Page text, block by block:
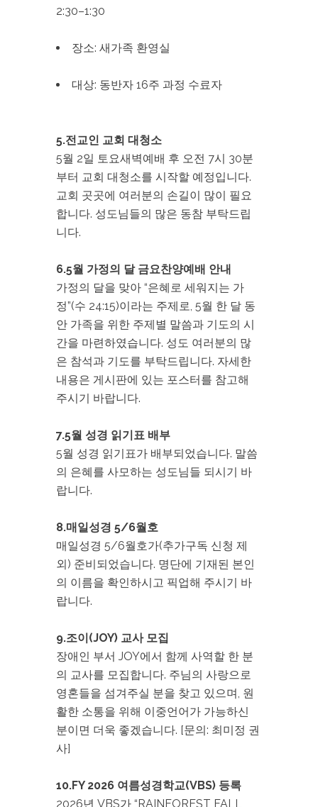
2:30–1:30
장소: 새가족 환영실
대상: 동반자 16주 과정 수료자
5.전교인 교회 대청소
5월 2일 토요새벽예배 후 오전 7시 30분
부터 교회 대청소를 시작할 예정입니다.
교회 곳곳에 여러분의 손길이 많이 필요
합니다. 성도님들의 많은 동참 부탁드립
니다.
6.5월 가정의 달 금요찬양예배 안내
가정의 달을 맞아 “은혜로 세워지는 가
정”(수 24:15)이라는 주제로, 5월 한 달 동
안 가족을 위한 주제별 말씀과 기도의 시
간을 마련하였습니다. 성도 여러분의 많
은 참석과 기도를 부탁드립니다. 자세한
내용은 게시판에 있는 포스터를 참고해
주시기 바랍니다.
7.5월 성경 읽기표 배부
5월 성경 읽기표가 배부되었습니다. 말씀
의 은혜를 사모하는 성도님들 되시기 바
랍니다.
8.매일성경 5/6월호
매일성경 5/6월호가(추가구독 신청 제
외) 준비되었습니다. 명단에 기재된 본인
의 이름을 확인하시고 픽업해 주시기 바
랍니다.
9.조이(JOY) 교사 모집
장애인 부서 JOY에서 함께 사역할 한 분
의 교사를 모집합니다. 주님의 사랑으로
영혼들을 섬겨주실 분을 찾고 있으며, 원
활한 소통을 위해 이중언어가 가능하신
분이면 더욱 좋겠습니다. [문의: 최미정 권
사]
10.FY 2026 여름성경학교(VBS) 등록
2026년 VBS가 “RAINFOREST FALL